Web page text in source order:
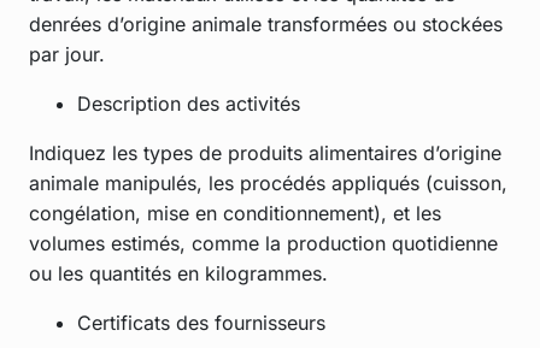
denrées d’origine animale transformées ou stockées
par jour.
Description des activités
Indiquez les types de produits alimentaires d’origine
animale manipulés, les procédés appliqués (cuisson,
congélation, mise en conditionnement), et les
volumes estimés, comme la production quotidienne
ou les quantités en kilogrammes.
Certificats des fournisseurs